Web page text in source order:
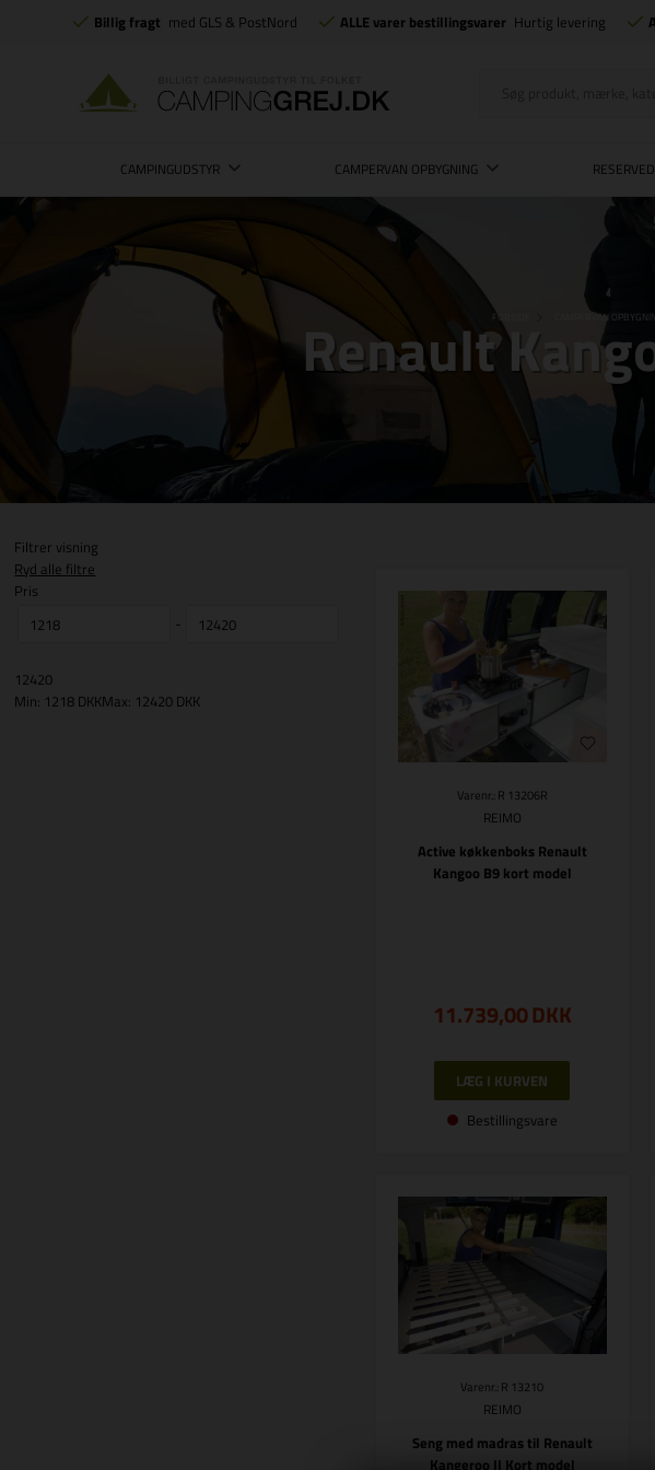
Billig fragt med GLS & PostNord ALLE varer bestillingsvarer Hurtig levering
CAMPINGUDSTYR CAMPERVAN OPBYGNING
FORSIDE CAMPERVAN
Renault
Filtrer visning
Ryd alle filtre
Pris
-
12420
Min: 1218 DKKMax: 12420 DKK
Varenr.: R 13206R
REIMO
Active køkkenboks Renault
Kangoo B9 kort model
11.739,00DKK
Bestillingsvare
Varenr.: R 13210
REIMO
Seng med madras til Renault
Kangeroo II Kort model